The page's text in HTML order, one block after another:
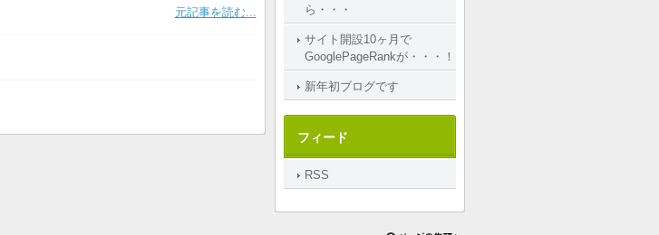
元記事を読む...
ら・・・
サイト開設10ヶ月で
GooglePageRankが・・・！
新年初ブログです
フィード
RSS